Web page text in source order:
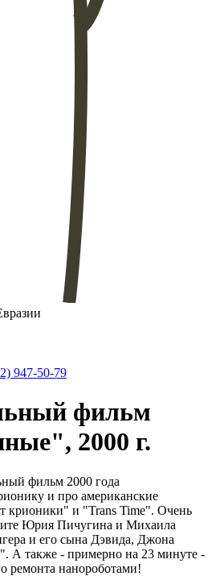
947-50-79
фильм
2000 г.
фильм 2000 года
и про американские
крионики" и "Trans Time". Очень
Юрия Пичугина и Михаила
и его сына Дэвида, Джона
А также - примерно на 23 минуте -
ремонта нанороботами!